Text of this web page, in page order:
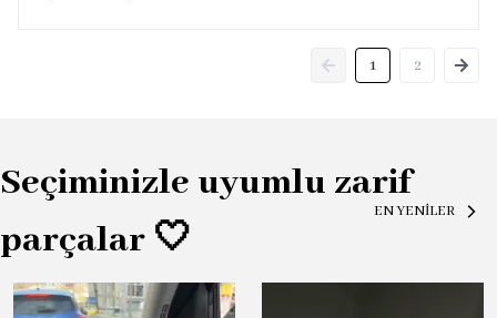
1 2
Seçiminizle uyumlu zarif
parçalar 🤍
EN YENİLER